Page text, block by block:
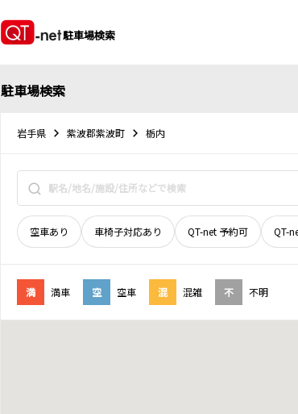
駐車場検索
駐車場検索
岩手県 紫波郡紫波町 栃内
空車あり 車椅子対応あり QT-net 予約可 QT-
満 満車 空 空車 混 混雑 不 不明